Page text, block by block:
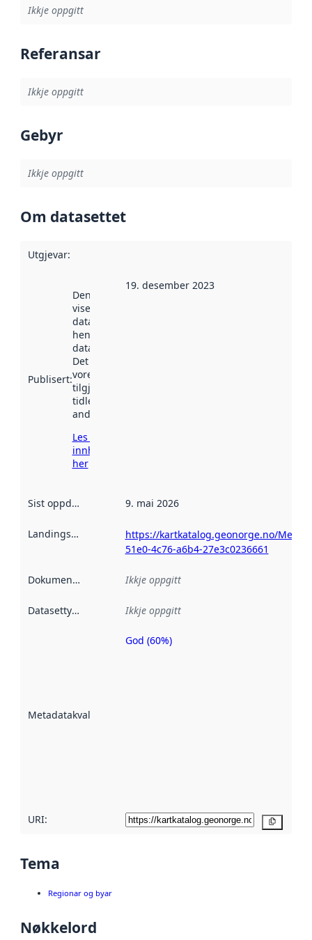
Ikkje oppgitt
Referansar
Ikkje oppgitt
Gebyr
Ikkje oppgitt
Om datasettet
Utgjevar:
Publisert:
Denne datoen
viser når
datasettet vart
henta inn av
data.norge.no.
Det kan ha
vore
tilgjengeleg
tidlegare
andre stader.
Les meir om
innhenting
her
19. desember 2023
Sist oppdatert 9. mai 2026
Landingsside
https://kartkatalog.geonorge.no/
51e0-4c76-a6b4-27e3c0236661
Dokumentasjon Ikkje oppgitt
Datasettype Ikkje oppgitt
Metadatakvalitet
Metadatakvalitet
God (60%)
URI:
Tema
Regionar og byar
Nøkkelord